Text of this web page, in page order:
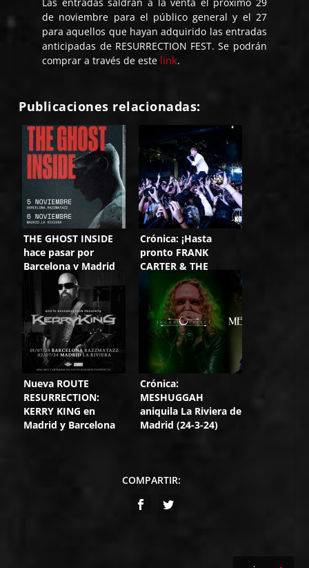
de noviembre para el público general y el 27
para aquellos que hayan adquirido las entradas
anticipadas de RESURRECTION FEST. Se podrán
comprar a través de este link.
Publicaciones relacionadas:
THE GHOST INSIDE
hace pasar por
Barcelona y Madrid
su gira europea
Searching For Solace
Crónica: ¡Hasta
pronto FRANK
CARTER & THE
RATTLESNAKES! (11-
11-24)
Nueva ROUTE
RESURRECTION:
KERRY KING en
Madrid y Barcelona
Crónica:
MESHUGGAH
aniquila La Riviera de
Madrid (24-3-24)
COMPARTIR: